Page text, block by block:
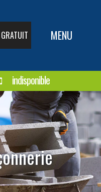
MENU
indisponible